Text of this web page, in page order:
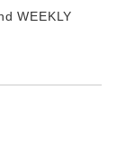
WEEKLY